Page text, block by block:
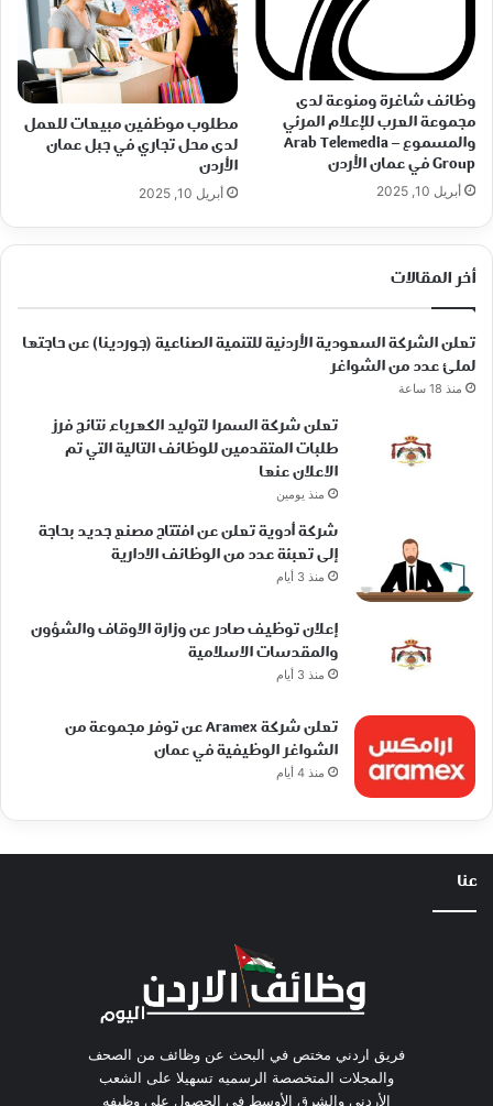
وظائف شاغرة ومنوعة لدى
مجموعة العرب للإعلام المرئي
والمسموع – Arab Telemedia
Group في عمان الأردن
أبريل 10, 2025
مطلوب موظفين مبيعات للعمل
لدى محل تجاري في جبل عمان
الأردن
أبريل 10, 2025
أخر المقالات
تعلن الشركة السعودية الأردنية للتنمية الصناعية (جوردينا) عن حاجتها
لملئ عدد من الشواغر
منذ 18 ساعة
تعلن شركة السمرا لتوليد الكهرباء نتائج فرز
طلبات المتقدمين للوظائف التالية التي تم
الاعلان عنها
منذ يومين
شركة أدوية تعلن عن افتتاح مصنع جديد بحاجة
إلى تعبئة عدد من الوظائف الادارية
منذ 3 أيام
إعلان توظيف صادر عن وزارة الاوقاف والشؤون
والمقدسات الاسلامية
منذ 3 أيام
تعلن شركة Aramex عن توفر مجموعة من
الشواغر الوظيفية في عمان
منذ 4 أيام
عنا
فريق اردني مختص في البحث عن وظائف من الصحف
والمجلات المتخصصة الرسميه تسهيلا على الشعب
الأردني والشرق الأوسط في الحصول على وظيفه